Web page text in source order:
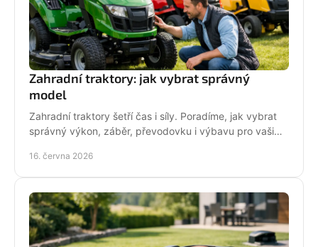
Zahradní traktory: jak vybrat správný
model
Zahradní traktory šetří čas i síly. Poradíme, jak vybrat
správný výkon, záběr, převodovku i výbavu pro vaši
16. června 2026